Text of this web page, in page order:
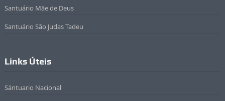
Santuário Mãe de Deus
Santuário São Judas Tadeu
Links Úteis
Sántuario Nacional